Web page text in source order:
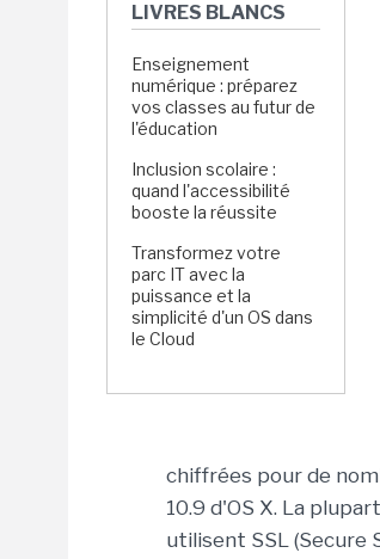
LIVRES BLANCS
Enseignement
numérique : préparez
vos classes au futur de
l'éducation
Inclusion scolaire :
quand l'accessibilité
booste la réussite
Transformez votre
parc IT avec la
puissance et la
simplicité d'un OS dans
le Cloud
chiffrées pour de
10.9 d'OS X. La
utilisent SSL (Secure